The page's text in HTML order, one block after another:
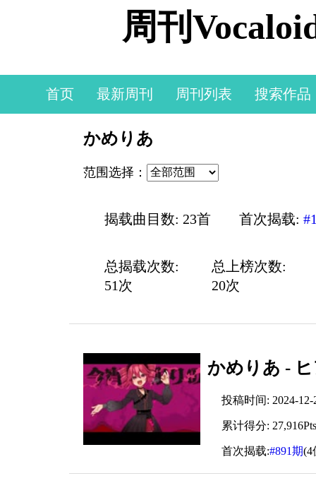
周刊
首页 最新周刊 周刊列表 搜索作品
かめりあ
范围选择：
揭载曲目数: 23首 首次揭载:
总揭载次数:
51次
总上榜次数:
20次
かめりあ -
投稿时间: 2024-12-
累计得分:
首次揭载:#891期(4